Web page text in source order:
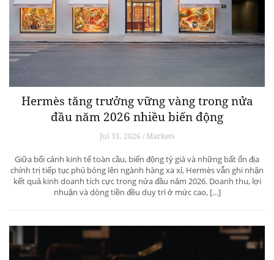
Hermès tăng trưởng vững vàng trong nửa
đầu năm 2026 nhiều biến động
Jul 31, 2026 / Markets
Giữa bối cảnh kinh tế toàn cầu, biến động tỷ giá và những bất ổn địa
chính trị tiếp tục phủ bóng lên ngành hàng xa xỉ, Hermès vẫn ghi nhận
kết quả kinh doanh tích cực trong nửa đầu năm 2026. Doanh thu, lợi
nhuận và dòng tiền đều duy trì ở mức cao, […]